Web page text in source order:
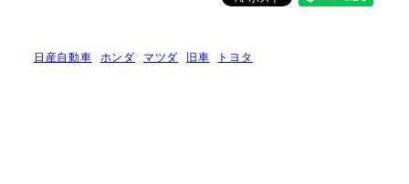
日産自動車 ホンダ マツダ 旧車 トヨタ